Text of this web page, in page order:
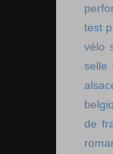
test
vélo
selle
de